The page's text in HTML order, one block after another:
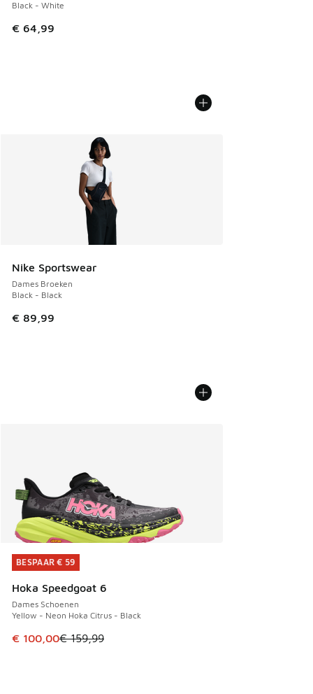
Black - White
€ 64,99
Nike Sportswear
Dames Broeken
Black - Black
€ 89,99
BESPAAR € 59
Hoka Speedgoat 6
Dames Schoenen
Yellow - Neon Hoka Citrus - Black
Dit artikel is in de uitverkoop. Dit artikel is in de
€ 100,00€ 159,99
BESPAAR € 59